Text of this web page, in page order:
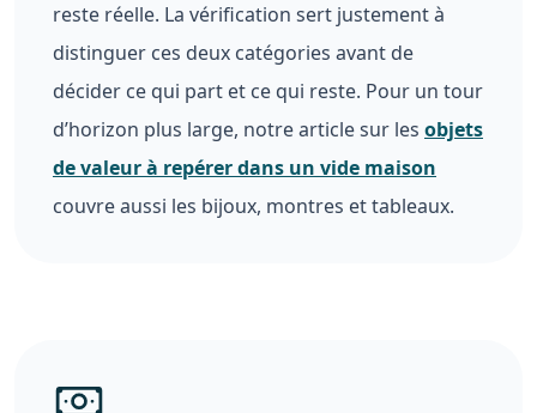
reste réelle. La vérification sert justement à
distinguer ces deux catégories avant de
décider ce qui part et ce qui reste. Pour un tour
d’horizon plus large, notre article sur les objets
de valeur à repérer dans un vide maison
couvre aussi les bijoux, montres et tableaux.